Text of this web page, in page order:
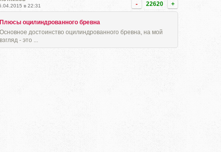
- 22620 +
в 22:31
Плюсы оцилиндрованного бревна
Основное достоинство оцилиндрованного бревна, на мой
взгляд - это ...